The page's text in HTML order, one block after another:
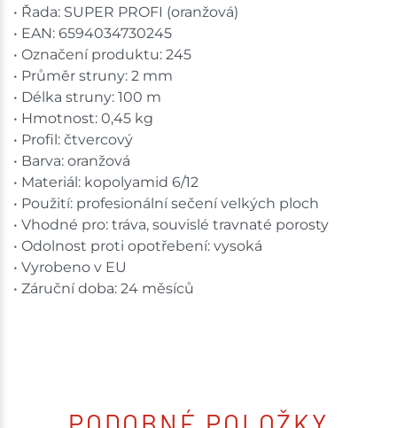
• Řada: SUPER PROFI (oranžová)
• EAN: 6594034730245
• Označení produktu: 245
• Průměr struny: 2 mm
• Délka struny: 100 m
• Hmotnost: 0,45 kg
• Profil: čtvercový
• Barva: oranžová
• Materiál: kopolyamid 6/12
• Použití: profesionální sečení velkých ploch
• Vhodné pro: tráva, souvislé travnaté porosty
• Odolnost proti opotřebení: vysoká
• Vyrobeno v EU
• Záruční doba: 24 měsíců